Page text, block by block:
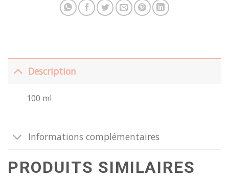
Description
100 ml
Informations complémentaires
PRODUITS SIMILAIRES